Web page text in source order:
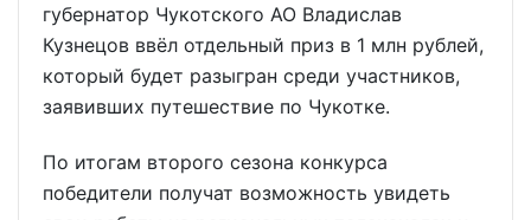
губернатор Чукотского АО Владислав
Кузнецов ввёл отдельный приз в 1 млн рублей,
который будет разыгран среди участников,
заявивших путешествие по Чукотке.
По итогам второго сезона конкурса
победители получат возможность увидеть